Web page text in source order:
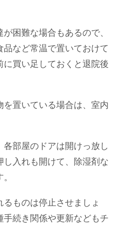
困難な場合もあるので、
など常温で置いておけて
に買い足しておくと退院後
置いている場合は、室内
部屋のドアは開けっ放し
入れも開けて、除湿剤な
ものは停止させましょ
手続き関係や更新などもチ